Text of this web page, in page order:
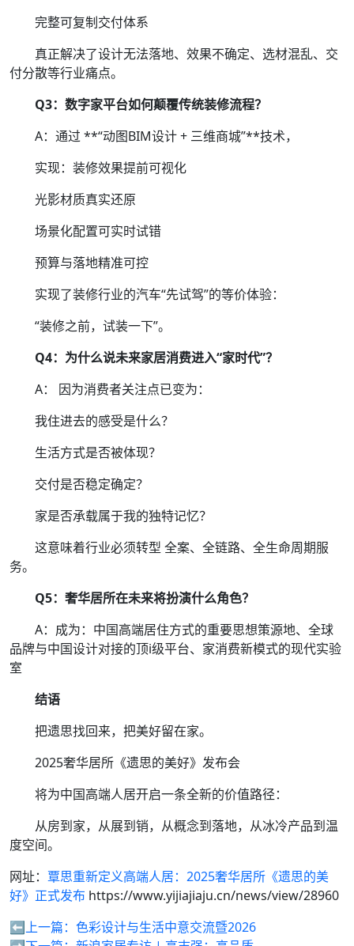
完整可复制交付体系
真正解决了设计无法落地、效果不确定、选材混乱、交
付分散等行业痛点。
Q3：数字家平台如何颠覆传统装修流程？
A：通过 **“动图BIM设计 + 三维商城”**技术，
实现：装修效果提前可视化
光影材质真实还原
场景化配置可实时试错
预算与落地精准可控
实现了装修行业的汽车“先试驾”的等价体验：
“装修之前，试装一下”。
Q4：为什么说未来家居消费进入“家时代”？
A： 因为消费者关注点已变为：
我住进去的感受是什么？
生活方式是否被体现？
交付是否稳定确定？
家是否承载属于我的独特记忆？
这意味着行业必须转型 全案、全链路、全生命周期服
务。
Q5：奢华居所在未来将扮演什么角色？
A：成为：中国高端居住方式的重要思想策源地、全球
品牌与中国设计对接的顶i级平台、家消费新模式的现代实验
室
结语
把遗思找回来，把美好留在家。
2025奢华居所《遗思的美好》发布会
将为中国高端人居开启一条全新的价值路径：
从房到家，从展到销，从概念到落地，从冰冷产品到温
度空间。
网址： 覃思重新定义高端人居：2025奢华居所《遗思的美
好》正式发布 https://www.yijiajiaju.cn/news/view/28960
⬅️上一篇： 色彩设计与生活中意交流暨2026